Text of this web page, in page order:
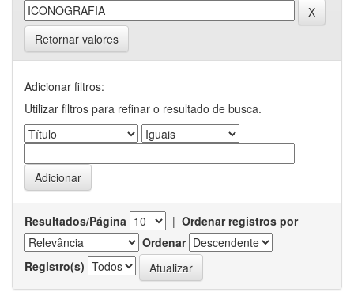
Retornar valores
Adicionar filtros:
Utilizar filtros para refinar o resultado de busca.
Resultados/Página | Ordenar registros por
Ordenar
Registro(s)